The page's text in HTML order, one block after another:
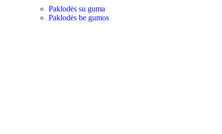
Paklodės su guma
Paklodės be gumos